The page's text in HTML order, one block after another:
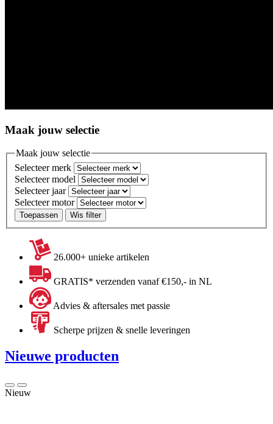
Maak jouw selectie
Maak jouw selectie
Selecteer merk
Selecteer model
Selecteer jaar
Selecteer motor
Toepassen Wis filter
26.000+ unieke artikelen
GRATIS* verzenden vanaf €150,- in NL
Advies & aftersales met passie
Scherpe prijzen & snelle leveringen
Nieuwe producten
Nieuw